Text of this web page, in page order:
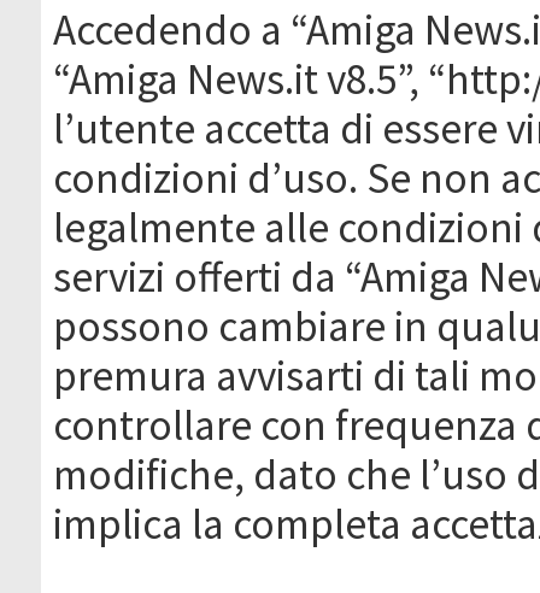
Accedendo a “Amiga
“Amiga News.it v8.5”,
l’utente accetta di essere
condizioni d’uso. Se non
legalmente alle condizioni
servizi offerti da “Amiga
possono cambiare in
premura avvisarti di tali
controllare con frequenza
modifiche, dato che l’uso
implica la completa